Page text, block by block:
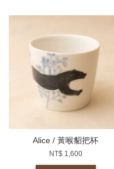
Alice / 黃喉貂把杯
NT$ 1,600